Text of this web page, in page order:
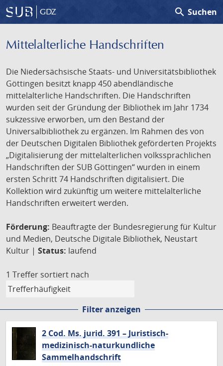
GDZ search Suchen
Mittelalterliche Handschriften
Die Niedersächsische Staats- und Universitätsbibliothek
Göttingen besitzt knapp 450 abendländische
mittelalterliche Handschriften. Die Handschriften
wurden seit der Gründung der Bibliothek im Jahr 1734
sukzessive erworben, um den Bestand der
Universalbibliothek zu ergänzen. Im Rahmen des von
der Deutschen Digitalen Bibliothek geförderten Projekts
„Digitalisierung der mittelalterlichen volkssprachlichen
Handschriften der SUB Göttingen“ wurden in einem
ersten Schritt 74 Handschriften digitalisiert. Die
Kollektion wird zukünftig um weitere mittelalterliche
Handschriften erweitert werden.
Förderung: Beauftragte der Bundesregierung für Kultur
und Medien, Deutsche Digitale Bibliothek, Neustart
Kultur | Status: laufend
1 Treffer sortiert nach
Filter anzeigen
2 Cod. Ms. jurid. 391 – Juristisch-
medizinisch-naturkundliche
Sammelhandschrift